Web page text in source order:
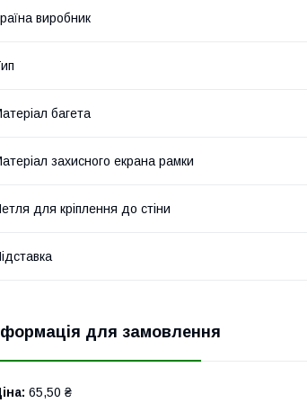
виробник
багета
захисного екрана рамки
для кріплення до стіни
для замовлення
65,50 ₴